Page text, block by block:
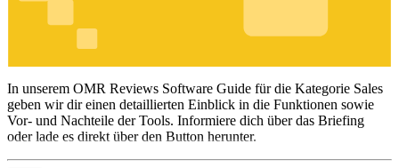
Sales
In unserem OMR Reviews Software Guide für die Kategorie Sales
geben wir dir einen detaillierten Einblick in die Funktionen sowie
Vor- und Nachteile der Tools. Informiere dich über das Briefing
oder lade es direkt über den Button herunter.